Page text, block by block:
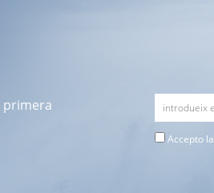
primera
Accepto la